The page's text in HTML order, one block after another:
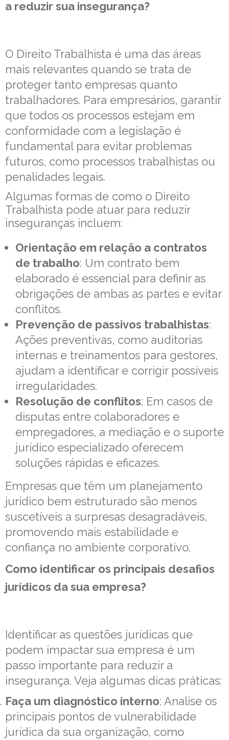
a reduzir sua insegurança?
O Direito Trabalhista é uma das áreas
mais relevantes quando se trata de
proteger tanto empresas quanto
trabalhadores. Para empresários, garantir
que todos os processos estejam em
conformidade com a legislação é
fundamental para evitar problemas
futuros, como processos trabalhistas ou
penalidades legais.
Algumas formas de como o Direito
Trabalhista pode atuar para reduzir
inseguranças incluem:
Orientação em relação a contratos
de trabalho: Um contrato bem
elaborado é essencial para definir as
obrigações de ambas as partes e evitar
conflitos.
Prevenção de passivos trabalhistas:
Ações preventivas, como auditorias
internas e treinamentos para gestores,
ajudam a identificar e corrigir possíveis
irregularidades.
Resolução de conflitos: Em casos de
disputas entre colaboradores e
empregadores, a mediação e o suporte
jurídico especializado oferecem
soluções rápidas e eficazes.
Empresas que têm um planejamento
jurídico bem estruturado são menos
suscetíveis a surpresas desagradáveis,
promovendo mais estabilidade e
confiança no ambiente corporativo.
Como identificar os principais desafios
jurídicos da sua empresa?
Identificar as questões jurídicas que
podem impactar sua empresa é um
passo importante para reduzir a
insegurança. Veja algumas dicas práticas:
Faça um diagnóstico interno: Analise os
principais pontos de vulnerabilidade
jurídica da sua organização, como